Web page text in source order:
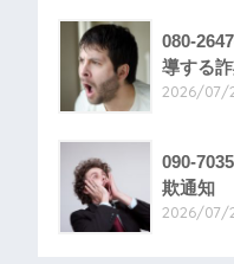
080-
導する
2026/07/
090-
欺通知
2026/07/